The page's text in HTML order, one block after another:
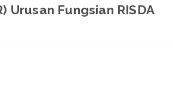
Urusan Fungsian RISDA